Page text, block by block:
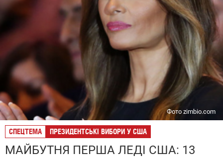
Фото zimbio.com
СПЕЦТЕМА ПРЕЗИДЕНТСЬКІ ВИБОРИ У США
МАЙБУТНЯ ПЕРША ЛЕДІ США: 13